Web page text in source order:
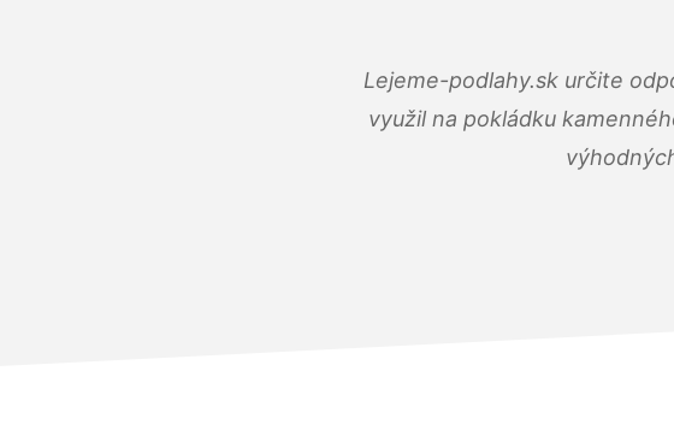
Lejeme-podlahy.sk určite
využil na pokládku